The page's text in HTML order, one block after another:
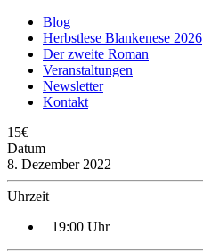
Blog
Herbstlese Blankenese 2026
Der zweite Roman
Veranstaltungen
Newsletter
Kontakt
15€
Datum
8. Dezember 2022
Uhrzeit
19:00 Uhr